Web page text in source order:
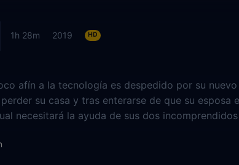
1h 28m 2019 HD
afín a la tecnología es despedido por su
su casa y tras enterarse de que su esposa
necesitará la ayuda de sus dos